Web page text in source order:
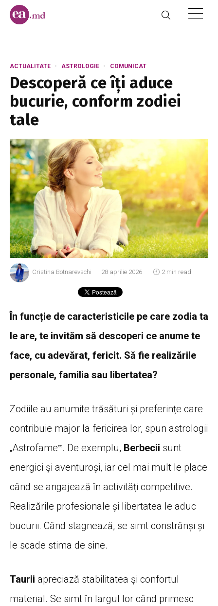
ACTUALITATE ASTROLOGIE COMUNICAT
Descoperă ce îți aduce
bucurie, conform zodiei
tale
Cristina Botnarevschi 28 aprilie 2026 2 min read
În funcție de caracteristicile pe care zodia ta
le are, te invităm să descoperi ce anume te
face, cu adevărat, fericit. Să fie realizările
personale, familia sau libertatea?
Zodiile au anumite trăsături și preferințe care
contribuie major la fericirea lor, spun astrologii
„Astrofame‟. De exemplu, Berbecii sunt
energici și aventuroși, iar cel mai mult le place
când se angajează în activități competitive.
Realizările profesionale și libertatea le aduc
bucurii. Când stagnează, se simt constrânși și
le scade stima de sine.
Taurii apreciază stabilitatea și confortul
material. Se simt în largul lor când primesc